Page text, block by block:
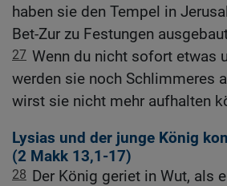
haben sie den Tempel in
Bet-Zur zu Festungen
27 Wenn du nicht sofort etwas
werden sie noch Schlimmeres
wirst sie nicht mehr aufhalten
Lysias und der junge König
(2 Makk 13,1-17)
28 Der König geriet in Wut, als